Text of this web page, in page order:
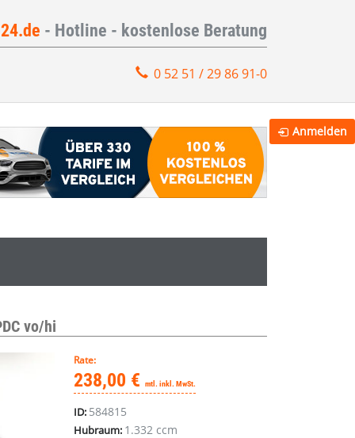
- Hotline - kostenlose Beratung
0 52 51 / 29 86 91-0
vo/hi
Rate:
238,00 € mtl. inkl. MwSt.
ID: 584815
Hubraum: 1.332 ccm
Anmelden